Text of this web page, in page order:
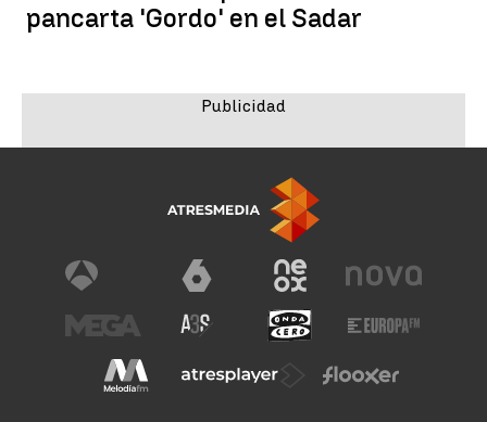
pancarta 'Gordo' en el Sadar